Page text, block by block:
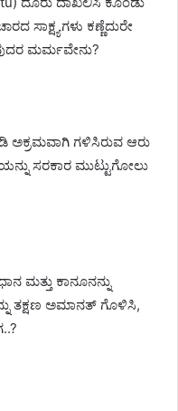
ಸಾಕ್ಷ್ಯಗಳು ಕಣ್ಣೆದುರೇ
ಮರ್ಮವೇನು?
ಅಕ್ರಮವಾಗಿ ಗಳಿಸಿರುವ ಆರು
ಸರಕಾರ ಮುಟ್ಟುಗೋಲು
ಮತ್ತು ಕಾನೂನನ್ನು
ತಕ್ಷಣ ಅಮಾನತ್ ಗೊಳಿಸಿ,